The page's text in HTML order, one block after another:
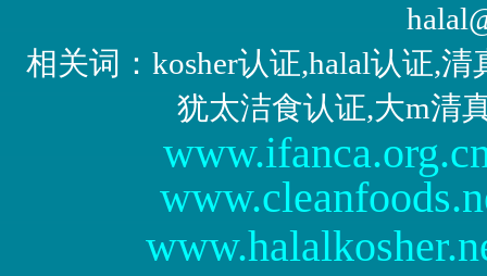
相关词：kosher认证,halal认证,
犹太洁食认证,大m清